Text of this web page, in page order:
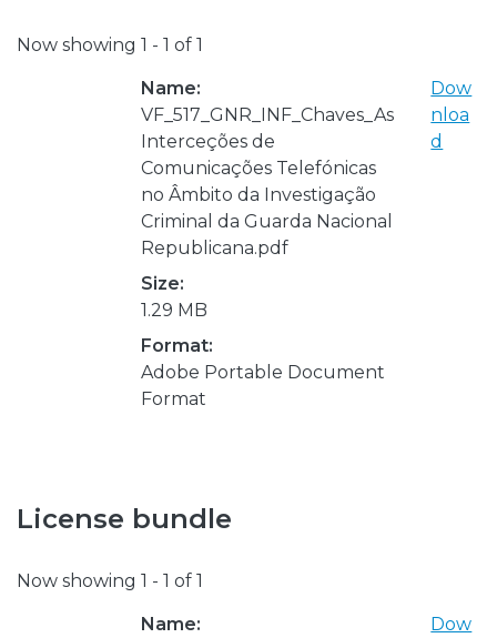
Now showing 1 - 1 of 1
Name:
VF_517_GNR_INF_Chaves_As
Interceções de
Comunicações Telefónicas
no Âmbito da Investigação
Criminal da Guarda Nacional
Republicana.pdf
Size:
1.29 MB
Format:
Adobe Portable Document
Format
Dow
nloa
d
License bundle
Now showing 1 - 1 of 1
Name:
Dow